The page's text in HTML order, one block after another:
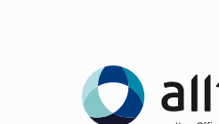
Allten